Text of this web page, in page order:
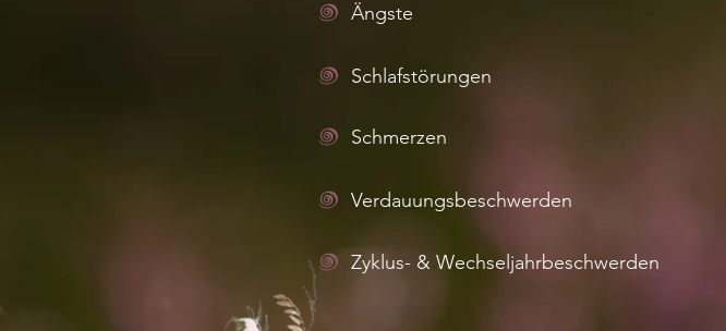
Ängste
Schlafstörungen
Schmerzen
Verdauungsbeschwerden
Zyklus- & Wechseljahrbeschwerden